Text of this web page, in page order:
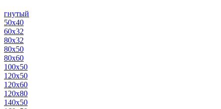
гнутый
50х40
60х32
80х32
80х50
80х60
100х50
120х50
120х60
120х80
140х50